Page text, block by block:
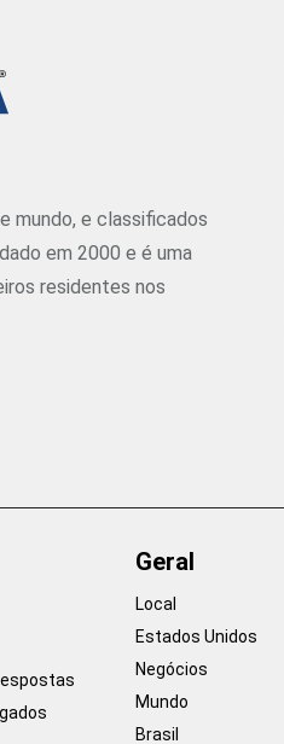
mundo, e classificados
em 2000 e é uma
residentes nos
Geral
Local
Estados Unidos
Negócios
Mundo
Brasil